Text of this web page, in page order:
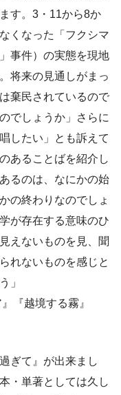
す。3・11から8か
くなった「フクシマ
事件）の実態を現地
将来の見通しがまっ
棄民されているので
でしょうか」さらに
したい」とも訴えて
あることばを紹介し
るのは、なにかの始
の終わりなのでしょ
が存在する意味のひ
えないものを見、聞
れないものを感じと
」
『越境する霧』
ぎて』が出来まし
・単著としては久し